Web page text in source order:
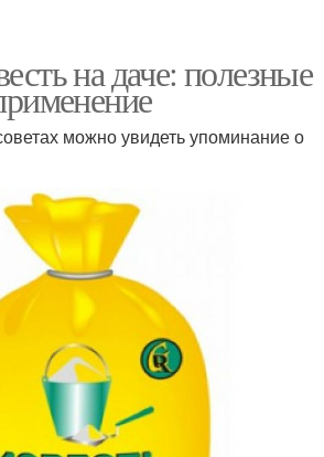
на даче: полезные
можно увидеть упоминание о